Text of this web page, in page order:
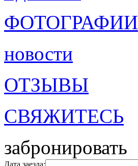
ФОТОГРАФИИ
новости
ОТЗЫВЫ
СВЯЖИТЕСЬ
забронировать
Дата заезда: